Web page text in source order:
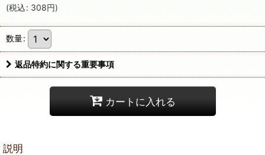
(税込: 308円)
数量:
返品特約に関する重要事項
カートに入れる
説明